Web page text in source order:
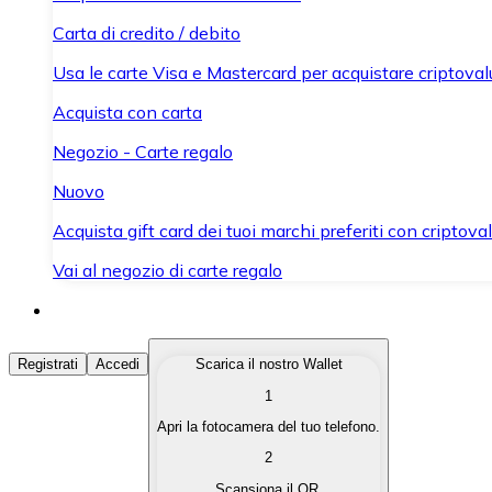
Carta di credito / debito
Usa le carte Visa e Mastercard per acquistare
Acquista con carta
Negozio - Carte regalo
Nuovo
Acquista gift card dei tuoi marchi preferiti con
Vai al negozio di carte regalo
Acquista Criptovalute
Acquista le criptovalute che ti interessano in modo
Converti le tue criptovalute in valuta fiat quando ne hai
Registrati Accedi
Scarica il nostro Wallet
1
Apri la fotocamera del tuo telefono.
2